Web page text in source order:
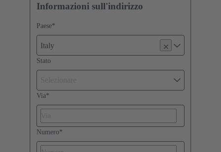
Informazioni sull'indirizzo
Paese*
Italy
Stato
Via*
Numero*